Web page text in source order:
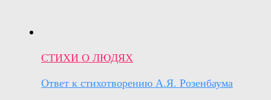
СТИХИ О ЛЮДЯХ
Ответ к стихотворению А.Я. Розенбаума